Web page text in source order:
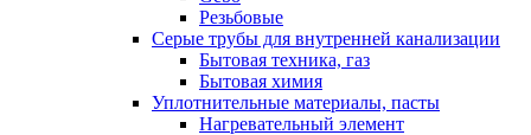
Резьбовые
Серые трубы для внутренней канализации
Бытовая техника, газ
Бытовая химия
Уплотнительные материалы, пасты
Нагревательный элемент